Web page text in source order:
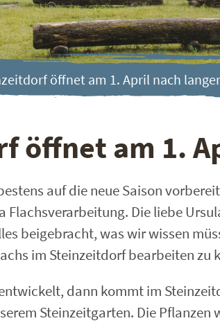
öffnet am 1. April nach
öffnet am 1.
auf die neue Saison
Flachsverarbeitung. Die liebe
beigebracht, was wir wissen
im Steinzeitdorf bearbeiten zu
dann kommt im
Steinzeitgarten. Die Pflanzen